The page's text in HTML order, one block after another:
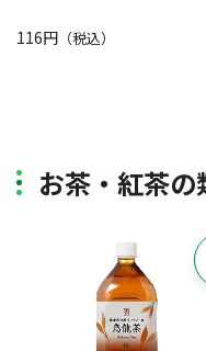
116円 （税込）
お茶・紅茶の